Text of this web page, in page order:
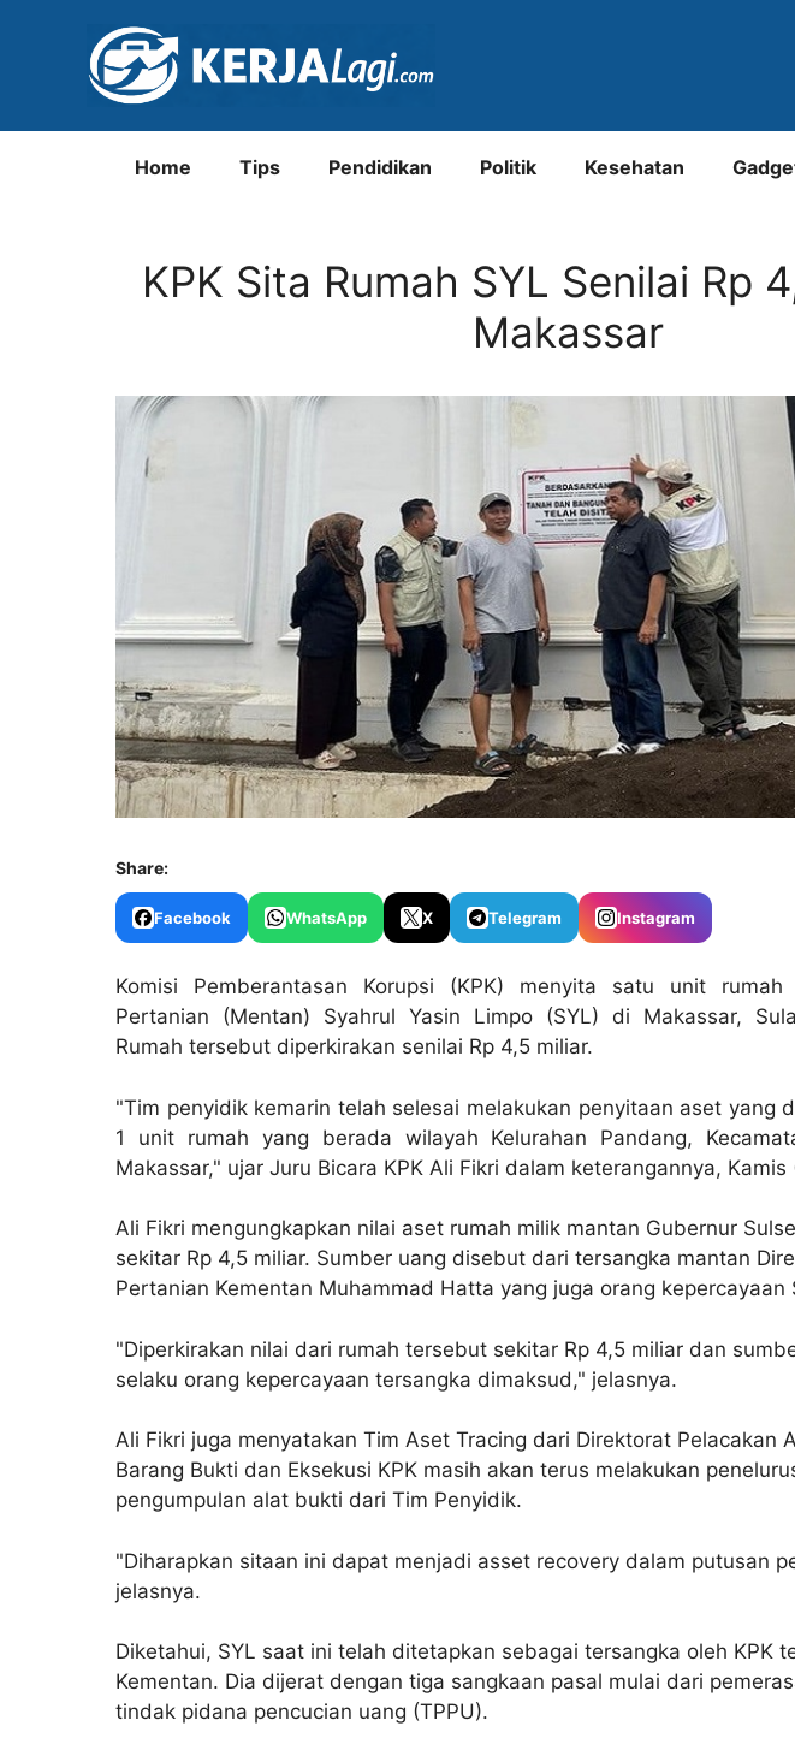
Home Tips Pendidikan Politik Kesehatan
KPK Sita Rumah SYL Senilai Rp
Makassar
Share:
Facebook WhatsApp X Telegram Instagram
Komisi Pemberantasan Korupsi (KPK) menyita satu unit
Pertanian (Mentan) Syahrul Yasin Limpo (SYL) di Makassar,
Rumah tersebut diperkirakan senilai Rp 4,5 miliar.
"Tim penyidik kemarin telah selesai melakukan penyitaan aset yang
1 unit rumah yang berada wilayah Kelurahan Pandang,
Makassar," ujar Juru Bicara KPK Ali Fikri dalam keterangannya,
Ali Fikri mengungkapkan nilai aset rumah milik mantan Gubernur
sekitar Rp 4,5 miliar. Sumber uang disebut dari tersangka mantan
Pertanian Kementan Muhammad Hatta yang juga orang kepercayaan
"Diperkirakan nilai dari rumah tersebut sekitar Rp 4,5 miliar dan
selaku orang kepercayaan tersangka dimaksud," jelasnya.
Ali Fikri juga menyatakan Tim Aset Tracing dari Direktorat Pelacakan
Barang Bukti dan Eksekusi KPK masih akan terus melakukan
pengumpulan alat bukti dari Tim Penyidik.
"Diharapkan sitaan ini dapat menjadi asset recovery dalam putusan
jelasnya.
Diketahui, SYL saat ini telah ditetapkan sebagai tersangka oleh KPK
Kementan. Dia dijerat dengan tiga sangkaan pasal mulai dari
tindak pidana pencucian uang (TPPU).